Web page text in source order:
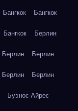
Бангкок Бангкок
Бангкок Берлин
Берлин Берлин
Берлин Берлин
Буэнос-Айрес